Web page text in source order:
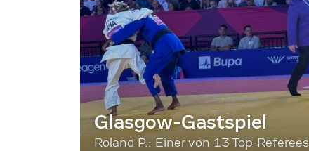
Glasgow-Gastspiel
Roland P.: Einer von 13 Top-Referees